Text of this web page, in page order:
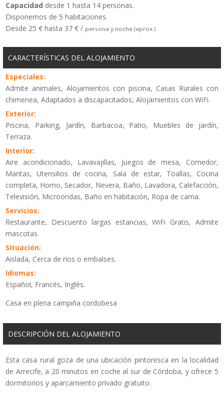
Capacidad desde 1 hasta 14 personas.
Disponemos de 5 habitaciones.
Desde 25 € hasta 37 € / persona y noche (aprox.)
CARACTERÍSTICAS DEL ALOJAMIENTO
Especiales:
Admite animales, Alojamientos con piscina, Casas Rurales con
chimenea, Adaptados a discapacitados, Alojamientos con WiFi.
Exterior:
Piscina, Parking, Jardín, Barbacoa, Patio, Muebles de jardín,
Terraza.
Interior:
Aire acondicionado, Lavavajillas, Juegos de mesa, Comedor,
Mantas, Utensilios de cocina, Sala de estar, Toallas, Cocina
completa, Horno, Secador, Nevera, Baño, Lavadora, Calefacción,
Televisión, Microondas, Baño en habitación, Ropa de cama.
Servicios:
Restaurante, Descuento largas estancias, WiFi Gratis, Admite
mascotas.
Situación:
Aislada, Cerca de rios o embalses.
Idiomas:
Español, Francés, Inglés.
Casa en plena campiña cordobesa
DESCRIPCIÓN DEL ALOJAMIENTO
Esta casa rural goza de una ubicación pintoresca en la localidad
de Arrecife, a 20 minutos en coche al sur de Córdoba, y ofrece 5
dormitorios y aparcamiento privado gratuito.